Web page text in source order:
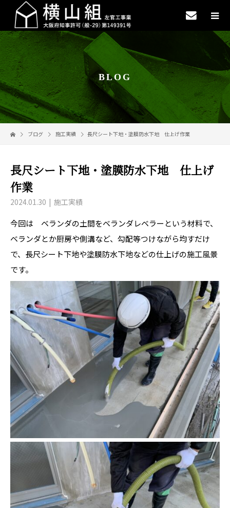
BLOG
ブログ 施工実績 長尺シート下地・塗膜防水下地 仕上げ作業
長尺シート下地・塗膜防水下地 仕上げ
作業
2024.01.30 施工実績
今回は ベランダの土間をベランダレベラーという材料で、
ベランダとか厨房や側溝など、勾配等つけながら均すだけ
で、長尺シート下地や塗膜防水下地などの仕上げの施工風景
です。